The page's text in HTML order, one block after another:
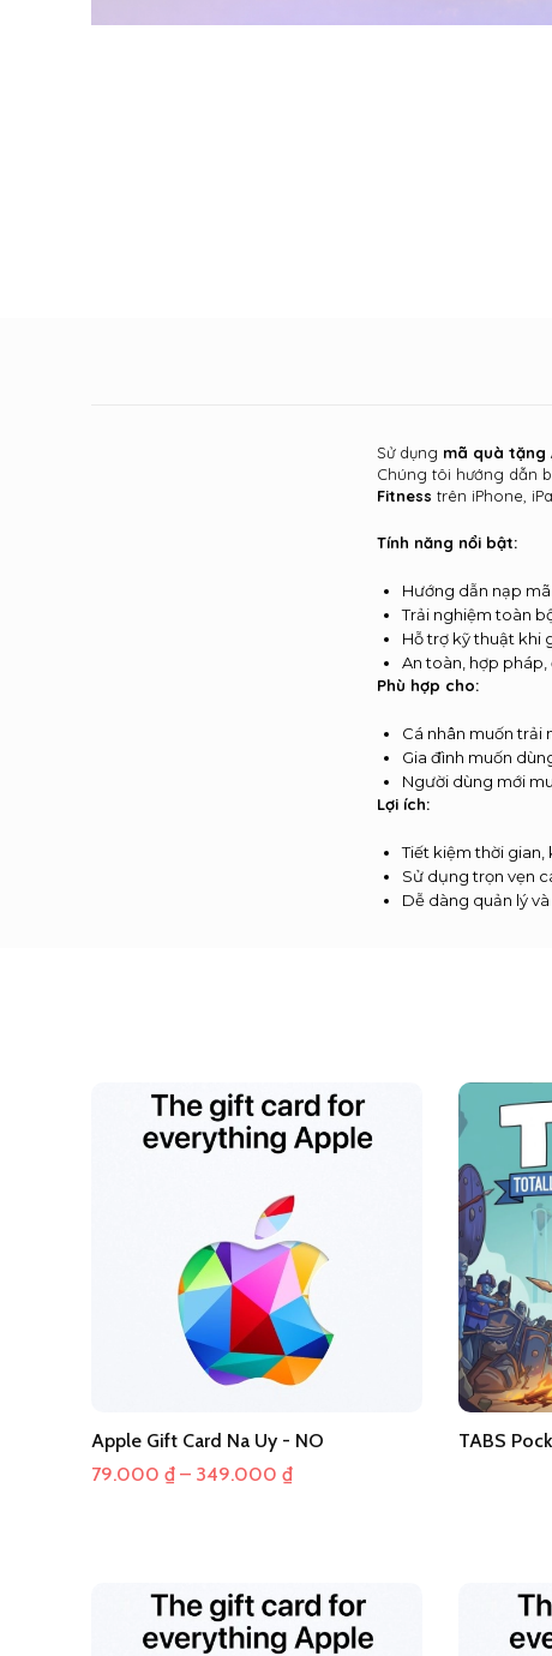
Sử dụng mã quà tặng
Chúng tôi hướng dẫn
Fitness trên iPhone,
Tính năng nổi bật:
Hướng dẫn nạp
Trải nghiệm toàn
Hỗ trợ kỹ thuật khi
An toàn, hợp
Phù hợp cho:
Cá nhân muốn trải
Gia đình muốn
Người dùng mới
Lợi ích:
Tiết kiệm thời gian,
Sử dụng trọn vẹn
Dễ dàng quản lý
Apple Gift Card Na Uy - NO
79.000 ₫ – 349.000 ₫Khoảng
đến
349.000 ₫
TABS